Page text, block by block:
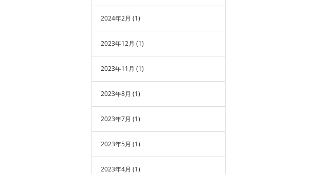
2024年2月 (1)
2023年12月 (1)
2023年11月 (1)
2023年8月 (1)
2023年7月 (1)
2023年5月 (1)
2023年4月 (1)